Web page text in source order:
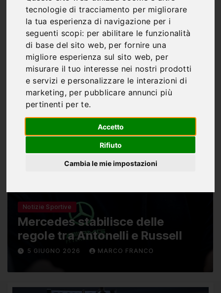
tecnologie di tracciamento per migliorare
la tua esperienza di navigazione per i
seguenti scopi: per abilitare le funzionalità
di base del sito web, per fornire una
migliore esperienza sul sito web, per
misurare il tuo interesse nei nostri prodotti
e servizi e personalizzare le interazioni di
marketing, per pubblicare annunci più
pertinenti per te.
Accetto
Rifiuto
Cambia le mie impostazioni
Notizie Sportive
Mercedes stabilisce delle
regole tra Antonelli e Russell
5 GIUGNO 2026 MARCO FRANCO